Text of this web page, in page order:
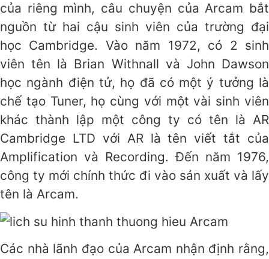
của riêng mình, câu chuyện của Arcam bắt
nguồn từ hai cậu sinh viên của trường đại
học Cambridge. Vào năm 1972, có 2 sinh
viên tên là Brian Withnall và John Dawson
học ngành điện tử, họ đã có một ý tưởng là
chế tạo Tuner, họ cùng với một vài sinh viên
khác thành lập một công ty có tên là AR
Cambridge LTD với AR là tên viết tắt của
Amplification và Recording. Đến năm 1976,
công ty mới chính thức đi vào sản xuất và lấy
tên là Arcam.
Các nhà lãnh đạo của Arcam nhận định rằng,